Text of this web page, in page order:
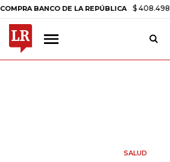
DE LA REPÚBLICA $ 408.498,97 +$
SALUD